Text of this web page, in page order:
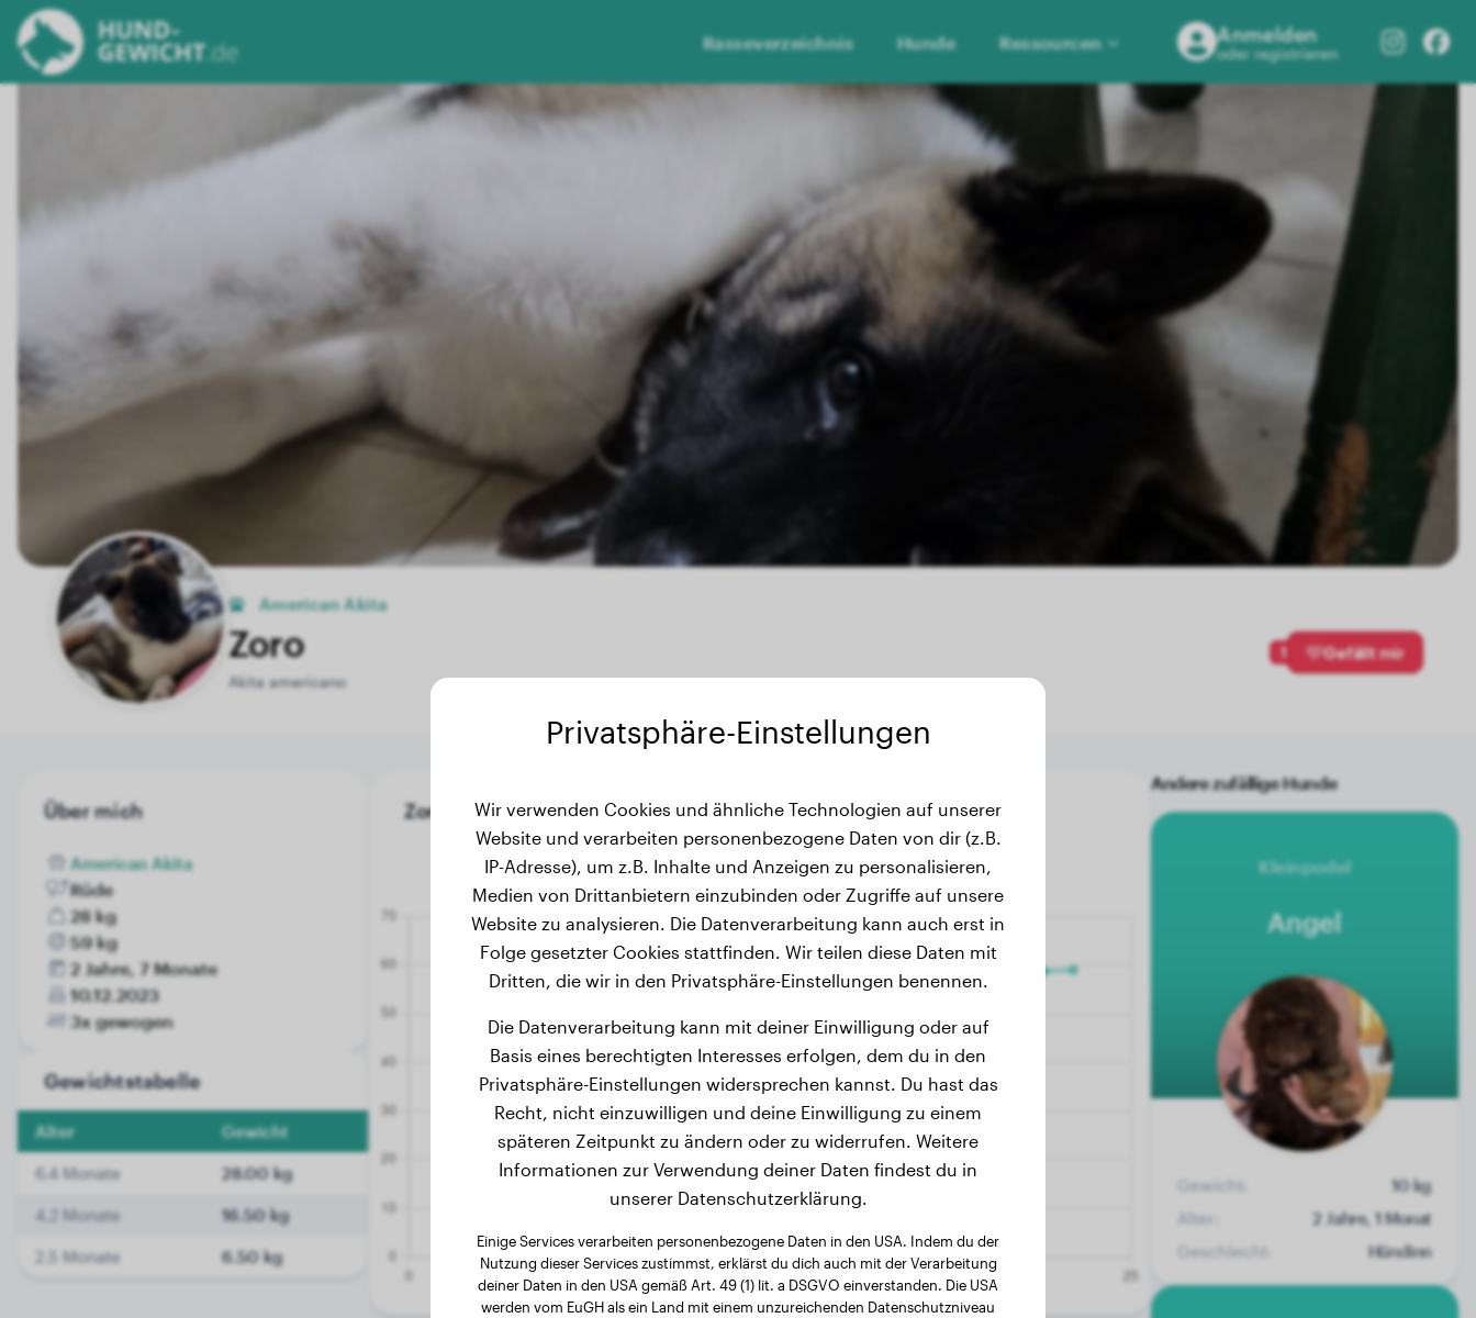
Rasseverzeichnis Hunde Ressourcen Anmelden
oder registrieren
American Akita
Zoro
Akita americano
1 Gefällt mir
Über mich
American Akita
Rüde
28 kg
59 kg
2 Jahre, 7 Monate
10.12.2023
3x gewogen
Gewichtstabelle
Alter Gewicht
6.4 Monate 28.00 kg
4.2 Monate 16.50 kg
2.5 Monate 6.50 kg
Zoro's Gewichtsverlauf
Andere zufällige Hunde
Kleinpudel
Angel
Gewicht:
10 kg
Alter:
2 Jahre, 1 Monat
Geschlecht:
Hündinn
Privatsphäre-Einstellungen
Wir verwenden Cookies und ähnliche Technologien auf unserer
Website und verarbeiten personenbezogene Daten von dir (z.B.
IP-Adresse), um z.B. Inhalte und Anzeigen zu personalisieren,
Medien von Drittanbietern einzubinden oder Zugriffe auf unsere
Website zu analysieren. Die Datenverarbeitung kann auch erst in
Folge gesetzter Cookies stattfinden. Wir teilen diese Daten mit
Dritten, die wir in den Privatsphäre-Einstellungen benennen.
Die Datenverarbeitung kann mit deiner Einwilligung oder auf
Basis eines berechtigten Interesses erfolgen, dem du in den
Privatsphäre-Einstellungen widersprechen kannst. Du hast das
Recht, nicht einzuwilligen und deine Einwilligung zu einem
späteren Zeitpunkt zu ändern oder zu widerrufen. Weitere
Informationen zur Verwendung deiner Daten findest du in
unserer Datenschutzerklärung.
Einige Services verarbeiten personenbezogene Daten in den USA. Indem du der
Nutzung dieser Services zustimmst, erklärst du dich auch mit der Verarbeitung
deiner Daten in den USA gemäß Art. 49 (1) lit. a DSGVO einverstanden. Die USA
werden vom EuGH als ein Land mit einem unzureichenden Datenschutzniveau